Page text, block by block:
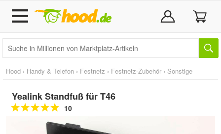
Hood › Handy & Telefon › Festnetz › Festnetz-Zubehör › Sonstige
Yealink Standfuß für T46
10